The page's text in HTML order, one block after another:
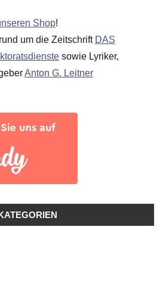
Shop!
um die Zeitschrift DAS
sowie Lyriker,
Anton G. Leitner